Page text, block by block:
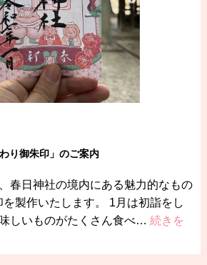
り御朱印」のご案内
春日神社の境内にある魅力的なもの
製作いたします。 1月は初詣をし
しいものがたくさん食べ… 続きを